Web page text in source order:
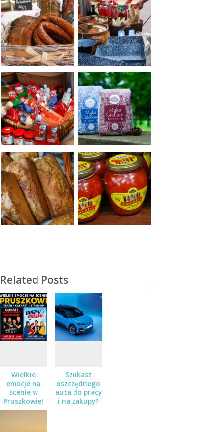
Related Posts
Wielkie
emocje na
scenie w
Pruszkowie!
Teatr,
Szukasz
oszczędnego
auta do pracy
i na zakupy?